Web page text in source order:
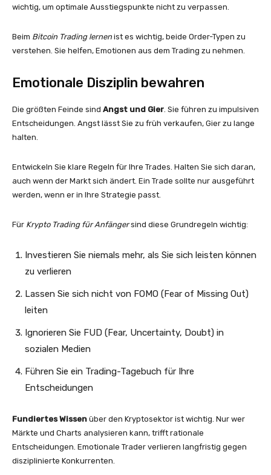
wichtig, um optimale Ausstiegspunkte nicht zu verpassen.
Beim Bitcoin Trading lernen ist es wichtig, beide Order-Typen zu
verstehen. Sie helfen, Emotionen aus dem Trading zu nehmen.
Emotionale Disziplin bewahren
Die größten Feinde sind Angst und Gier. Sie führen zu impulsiven
Entscheidungen. Angst lässt Sie zu früh verkaufen, Gier zu lange
halten.
Entwickeln Sie klare Regeln für Ihre Trades. Halten Sie sich daran,
auch wenn der Markt sich ändert. Ein Trade sollte nur ausgeführt
werden, wenn er in Ihre Strategie passt.
Für Krypto Trading für Anfängersind diese Grundregeln wichtig:
Investieren Sie niemals mehr, als Sie sich leisten können
zu verlieren
Lassen Sie sich nicht von FOMO (Fear of Missing Out)
leiten
Ignorieren Sie FUD (Fear, Uncertainty, Doubt) in
sozialen Medien
Führen Sie ein Trading-Tagebuch für Ihre
Entscheidungen
Fundiertes Wissen über den Kryptosektor ist wichtig. Nur wer
Märkte und Charts analysieren kann, trifft rationale
Entscheidungen. Emotionale Trader verlieren langfristig gegen
disziplinierte Konkurrenten.